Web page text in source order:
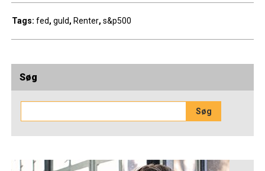
Tags:fed,guld, Renter,s&p500
Søg